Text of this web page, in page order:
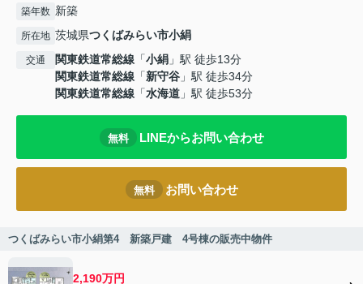
築年数 新築
所在地 茨城県つくばみらい市小絹
交通 関東鉄道常総線 「小絹 」駅 徒歩13分
関東鉄道常総線 「新守谷 」駅 徒歩34分
関東鉄道常総線 「水海道 」駅 徒歩53分
無料 LINEからお問い合わせ
無料 お問い合わせ
つくばみらい市小絹第4 新築戸建 4号棟の販売中物件
2,190万円